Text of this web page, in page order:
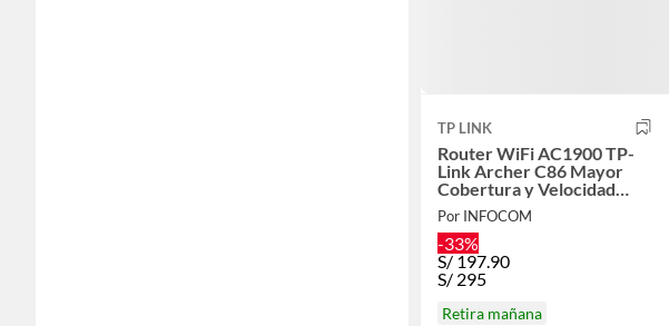
TP LINK
Router WiFi AC1900 TP-
Link Archer C86 Mayor
Cobertura y Velocidad
MU-MIMO
Por INFOCOM
-33%
S/197.90
S/ 295
Retira mañana